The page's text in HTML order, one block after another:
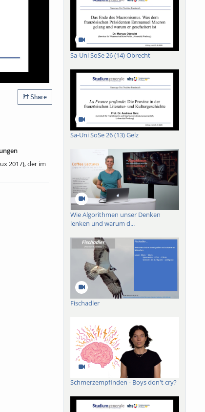
Share
2017), der im
ihre
Sa-Uni SoSe 26 (14) Obrecht
Sa-Uni SoSe 26 (13) Gelz
Wie Algorithmen unser Denken
lenken und warum d...
Fischadler
Schmerzempfinden - Boys don't cry?